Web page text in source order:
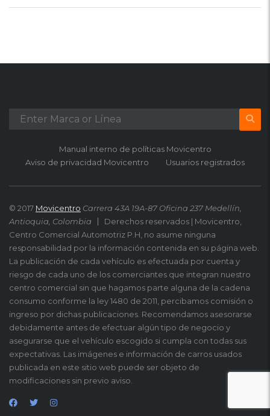
Manual interno de políticas Movicentro
Aviso de privacidad Movicentro
Usuarios registrados
© 2017 Movicentro Carrera 43A 19A-87 Oficina 237 Medellín,
Antioquia, Colombia
Derechos reservados | Movicentro,
Centro Comercial Automotriz P.H, no asume ninguna
responsabilidad por la información contenida en su página web.
La publicación de cada vehículo es efectuada por cuenta y
riesgo de cada uno de los comerciantes que integran nuestro
centro comercial sin que hagamos parte alguna de la cadena
consumo conforme la ley 1480 de 2011, percibamos comisión o
ingreso por dichas publicaciones. Recomendamos asesorarse
debidamente antes de efectuar algún tipo de negocio y
asegurarse que el vehículo escogido si cumpla con todas sus
expectativas. Las imágenes e información de carros usados
publicada en este sitio web puede ser objeto de
modificaciones sin previo aviso.